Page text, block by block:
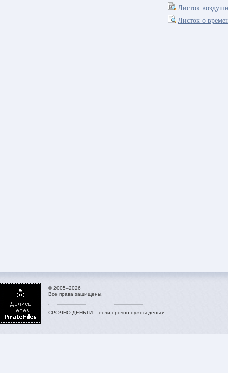
Листок
Листок о
© 2005–2026
Все права защищены.
СРОЧНО.ДЕНЬГИ – если срочно нужны деньги.